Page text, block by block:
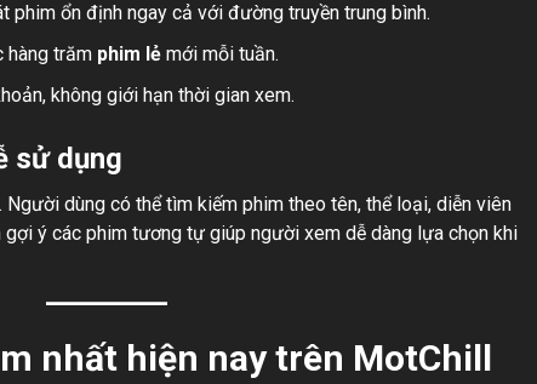
phim ổn định ngay cả với đường truyền trung bình.
hàng trăm phim lẻ mới mỗi tuần.
không giới hạn thời gian xem.
sử dụng
dùng có thể tìm kiếm phim theo tên, thể loại, diễn viên
gợi ý các phim tương tự giúp người xem dễ dàng lựa chọn khi
nhất hiện nay trên MotChill